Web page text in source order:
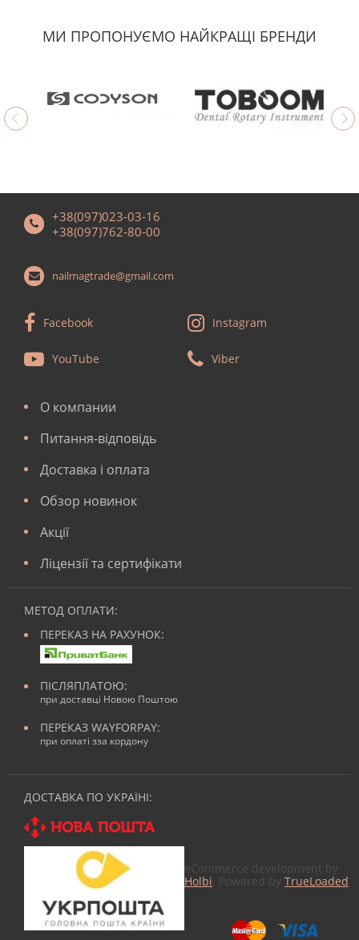
МИ ПРОПОНУЄМО НАЙКРАЩІ БРЕНДИ
+38(097)023-03-16
+38(097)762-80-00
nailmagtrade@gmail.com
Facebook Instagram
YouTube Viber
О компании
Питання-відповідь
Доставка і оплата
Обзор новинок
Акції
Ліцензії та сертифікати
МЕТОД ОПЛАТИ:
ПЕРЕКАЗ НА РАХУНОК:
ПІСЛЯПЛАТОЮ:
при доставці Новою Поштою
ПЕРЕКАЗ WAYFORPAY:
при оплаті зза кордону
ДОСТАВКА ПО УКРАЇНІ:
eCommerce development by
Holbi . Powered by TrueLoaded